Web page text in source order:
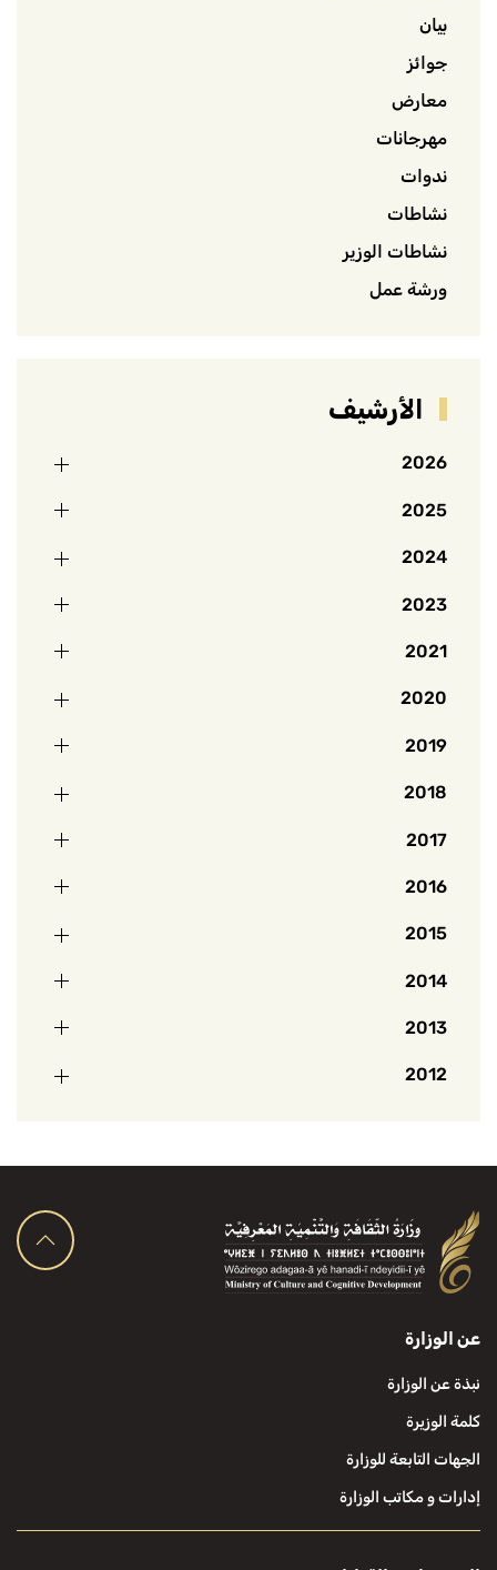
بيان
جوائز
معارض
مهرجانات
ندوات
نشاطات
نشاطات الوزير
ورشة عمل
الأرشيف
2026
2025
2024
2023
2021
2020
2019
2018
2017
2016
2015
2014
2013
2012
عن الوزارة
نبذة عن الوزارة
كلمة الوزيرة
الجهات التابعة للوزارة
إدارات و مكاتب الوزارة